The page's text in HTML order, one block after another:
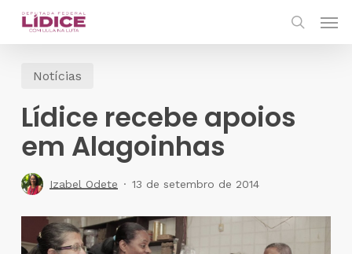
Skip
contentNotícias
Lídice recebe apoios
em Alagoinhas
Izabel Odete 13 de setembro de 2014